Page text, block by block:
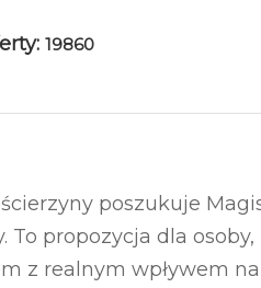
19860
poszukuje
To propozycja dla
z realnym wpływem